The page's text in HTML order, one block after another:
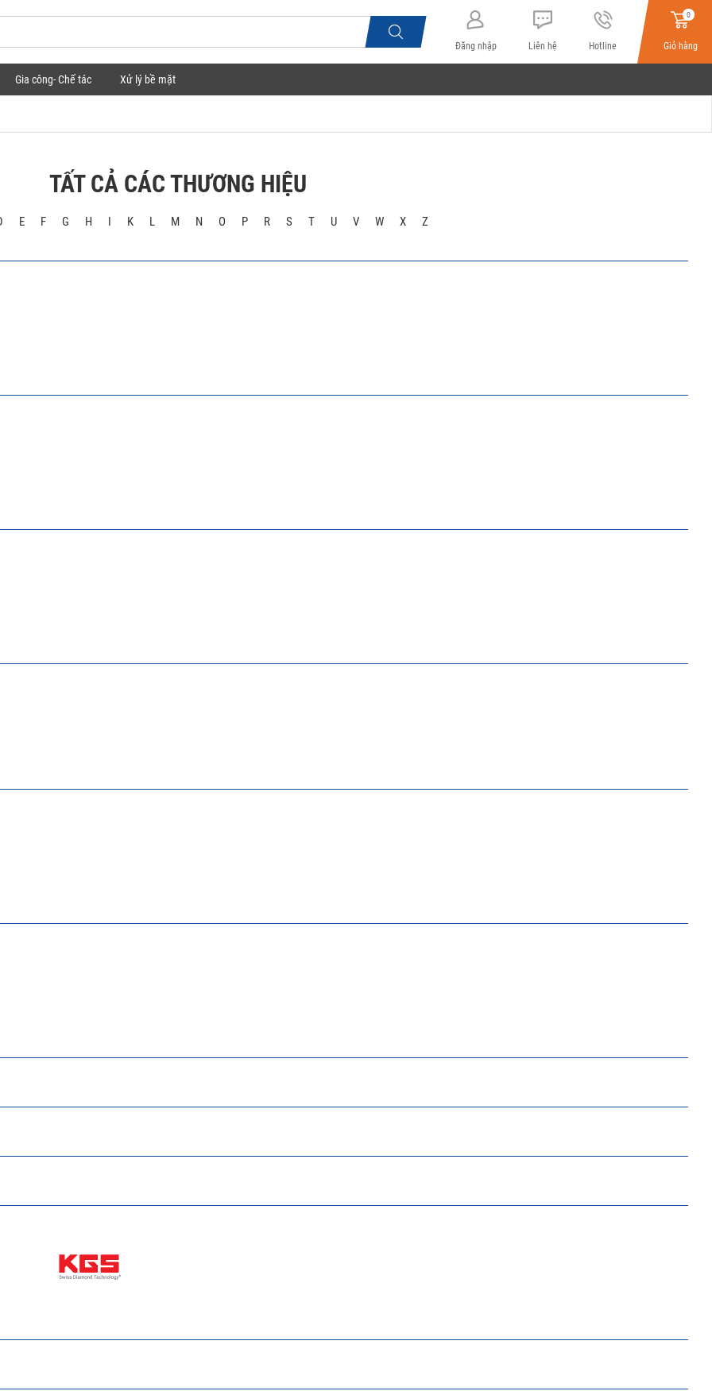
Đăng nhập Liên hệ Hotline
0
Giỏ hàng
Gia công- Chế tác Xử lý bề mặt
TẤT CẢ CÁC THƯƠNG HIỆU
E F G H I K L M N O P R S T U V W X Z